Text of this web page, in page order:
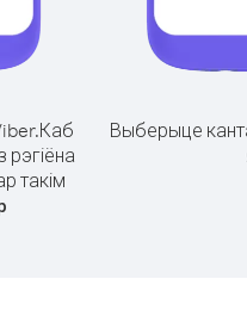
Каб
рэгіёна
такім
Выберыце